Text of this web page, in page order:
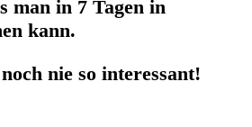
man in 7 Tagen in
kann.
nie so interessant!